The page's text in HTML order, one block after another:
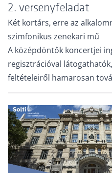
2. versenyfeladat
Két kortárs, erre az
szimfonikus zenekari mű
A középdöntők koncertjei
regisztrációval
feltételeiről hamarosan